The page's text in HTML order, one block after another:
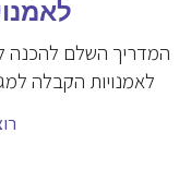
המדריך השלם להכנה
לאמנויות הקבלה